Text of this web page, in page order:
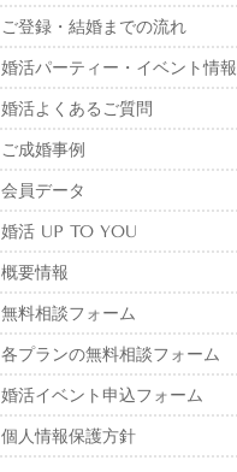
ご登録・結婚までの流れ
婚活パーティー・イベント情報
婚活よくあるご質問
ご成婚事例
会員データ
婚活 UP TO YOU
概要情報
無料相談フォーム
各プランの無料相談フォーム
婚活イベント申込フォーム
個人情報保護方針